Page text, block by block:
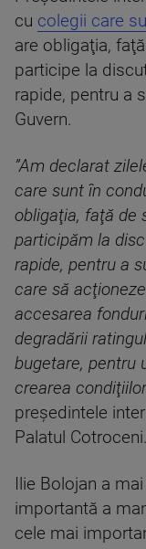
cu colegii care
are obligaţia,
participe la
rapide, pentru a
Guvern.
”Am declarat
care sunt în
obligaţia, faţă de
participăm la
rapide, pentru a
care să
accesarea
degradării
bugetare, pentru
crearea
preşedintele
Palatul Cotroceni.
Ilie Bolojan a
importantă a
cele mai